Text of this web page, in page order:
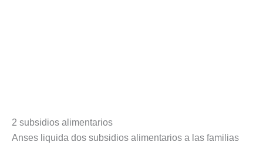
2 subsidios alimentarios
Anses liquida dos subsidios alimentarios a las familias